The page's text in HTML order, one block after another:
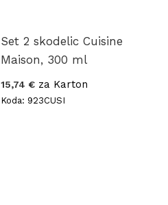
Set 2 skodelic Cuisine
Maison, 300 ml
15,74 € za Karton
Koda: 923CUSI